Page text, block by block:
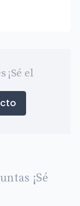
¡Sé el
¡Sé